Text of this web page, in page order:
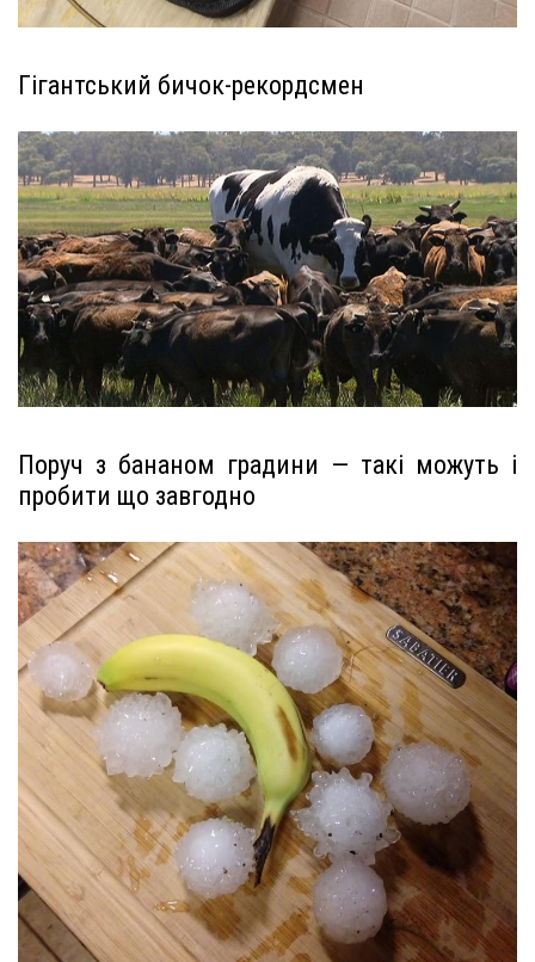
Гігантський бичок-рекордсмен
Поруч з бананом градини — такі можуть і
пробити що завгодно